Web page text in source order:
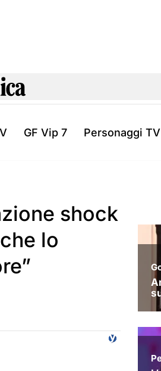
GF Vip 7 Personaggi TV
shock
lo